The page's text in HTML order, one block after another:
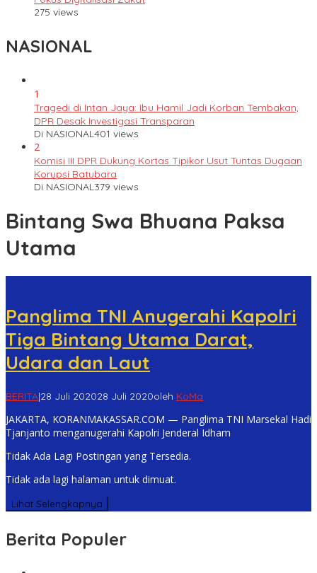
275 views
NASIONAL
1
Tragedi di Intan Jaya: Ibu Hamil Jadi Korban Tembakan,
DPR Desak Investigasi Transparan
Di NASIONAL401 views
2
Komisi III DPR Dukung Kortas Tipikor Usut Tuntas Dugaan
Korupsi Batubara
Di NASIONAL379 views
Bintang Swa Bhuana Paksa
Utama
Panglima TNI Anugerahi Kapolri
Tiga Bintang Utama Darat,
Udara dan Laut
BERITA|28 Juli 202028 Juli 2020oleh KoMa
JAKARTA, KORANMAKASSAR.COM — Panglima TNI Marsekal Hadi
Tjanjanto menganugerahi Kapolri Jenderal Idham
Tidak Ada Lagi Postingan yang Tersedia.
Tidak ada lagi halaman untuk dimuat.
Lihat Selengkapnya
Berita Populer